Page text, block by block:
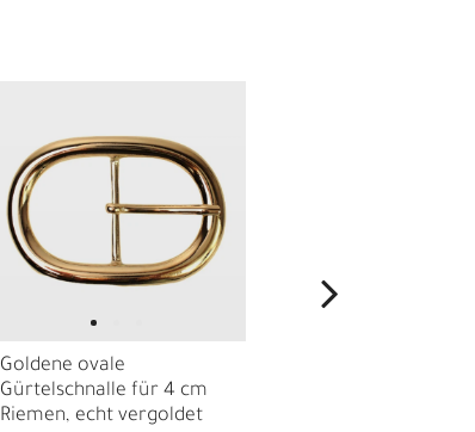
Goldene ovale
Gürtelschnalle für 4 cm
Riemen, echt vergoldet